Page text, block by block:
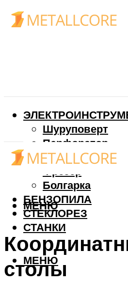
Шуруповерт
Перфоратор
Дрель
Фрезер
Болгарка
БЕНЗОПИЛА
СТЕКЛОРЕЗ
СТАНКИ
МЕНЮ
МЕНЮ
столы